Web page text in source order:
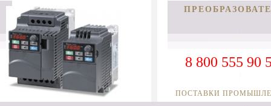
ПОСТАВКИ
8 800 555 90